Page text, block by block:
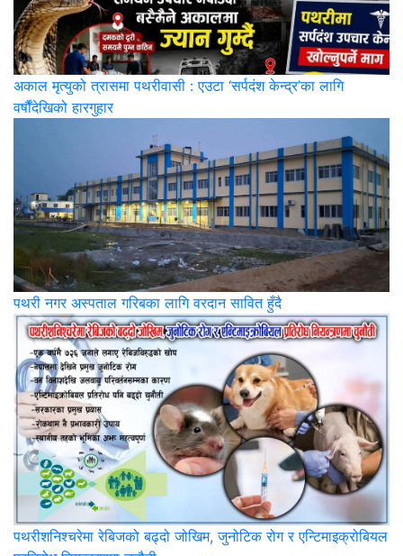
अकाल मृत्युको त्रासमा पथरीवासी : एउटा ‘सर्पदंश केन्द्र’का लागि
वर्षौंदेखिको हारगुहार
पथरी नगर अस्पताल गरिबका लागि वरदान सावित हुँदै
पथरीशनिश्‍चरेमा रेबिजको बढ्दो जोखिम, जुनोटिक रोग र एन्टिमाइक्रोबियल